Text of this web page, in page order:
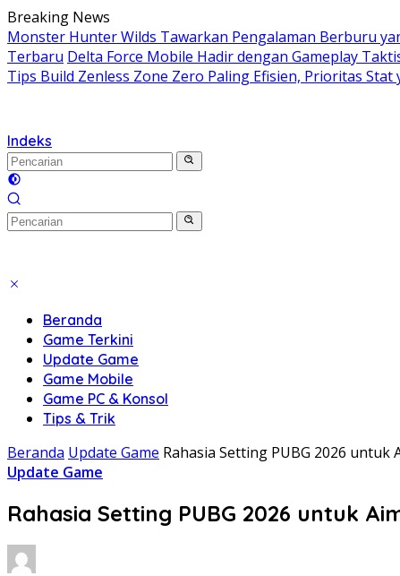
Langsung
ke
konten
Breaking News
Monster Hunter Wilds Tawarkan Pengalaman Berburu
Terbaru Delta Force Mobile Hadir dengan Gameplay
Tips Build Zenless Zone Zero Paling Efisien, Prioritas Stat
Indeks
Beranda
Game Terkini
Update Game
Game Mobile
Game PC & Konsol
Tips & Trik
Beranda Update Game Rahasia Setting PUBG 2026 untuk
Update Game
Rahasia Setting PUBG 2026 untuk